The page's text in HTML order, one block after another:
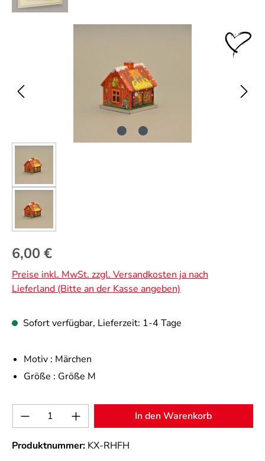
Regulärer Preis:
6,00 €
Preise inkl. MwSt. zzgl. Versandkosten ja nach
Lieferland (Bitte an der Kasse angeben)
Sofort verfügbar, Lieferzeit: 1-4 Tage
Motiv : Märchen
Größe : Größe M
Produkt Anzahl: Gib den gewünschten
In den Warenkorb
Produktnummer: KX-RHFH